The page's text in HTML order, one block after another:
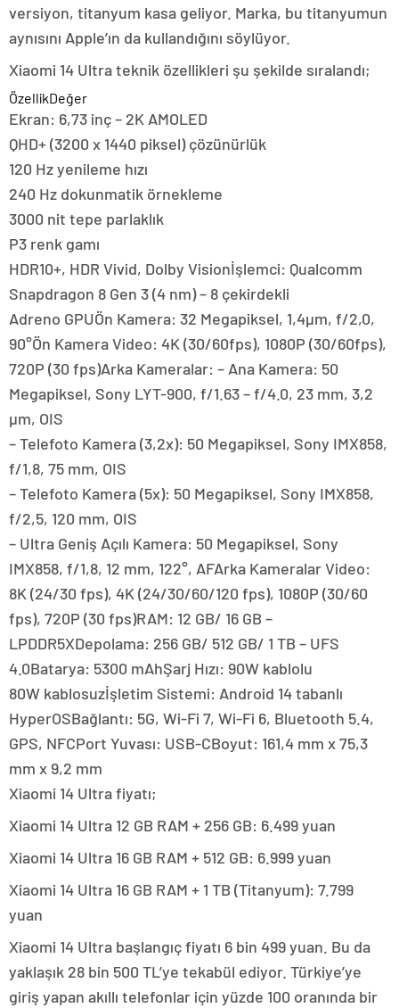
versiyon, titanyum kasa geliyor. Marka, bu titanyumun
aynısını Apple’ın da kullandığını söylüyor.
Xiaomi 14 Ultra teknik özellikleri şu şekilde sıralandı;
ÖzellikDeğer
Ekran: 6,73 inç – 2K AMOLED
QHD+ (3200 x 1440 piksel) çözünürlük
120 Hz yenileme hızı
240 Hz dokunmatik örnekleme
3000 nit tepe parlaklık
P3 renk gamı
HDR10+, HDR Vivid, Dolby Visionİşlemci: Qualcomm
Snapdragon 8 Gen 3 (4 nm) – 8 çekirdekli
Adreno GPUÖn Kamera: 32 Megapiksel, 1,4µm, f/2,0,
90°Ön Kamera Video: 4K (30/60fps), 1080P (30/60fps),
720P (30 fps)Arka Kameralar: – Ana Kamera: 50
Megapiksel, Sony LYT-900, f/1.63 – f/4.0, 23 mm, 3,2
µm, OIS
– Telefoto Kamera (3,2x): 50 Megapiksel, Sony IMX858,
f/1,8, 75 mm, OIS
– Telefoto Kamera (5x): 50 Megapiksel, Sony IMX858,
f/2,5, 120 mm, OIS
– Ultra Geniş Açılı Kamera: 50 Megapiksel, Sony
IMX858, f/1,8, 12 mm, 122°, AFArka Kameralar Video:
8K (24/30 fps), 4K (24/30/60/120 fps), 1080P (30/60
fps), 720P (30 fps)RAM: 12 GB/ 16 GB –
LPDDR5XDepolama: 256 GB/ 512 GB/ 1 TB – UFS
4.0Batarya: 5300 mAhŞarj Hızı: 90W kablolu
80W kablosuzİşletim Sistemi: Android 14 tabanlı
HyperOSBağlantı: 5G, Wi-Fi 7, Wi-Fi 6, Bluetooth 5.4,
GPS, NFCPort Yuvası: USB-CBoyut: 161,4 mm x 75,3
mm x 9,2 mm
Xiaomi 14 Ultra fiyatı;
Xiaomi 14 Ultra 12 GB RAM + 256 GB: 6.499 yuan
Xiaomi 14 Ultra 16 GB RAM + 512 GB: 6.999 yuan
Xiaomi 14 Ultra 16 GB RAM + 1 TB (Titanyum): 7.799
yuan
Xiaomi 14 Ultra başlangıç fiyatı 6 bin 499 yuan. Bu da
yaklaşık 28 bin 500 TL’ye tekabül ediyor. Türkiye’ye
giriş yapan akıllı telefonlar için yüzde 100 oranında bir